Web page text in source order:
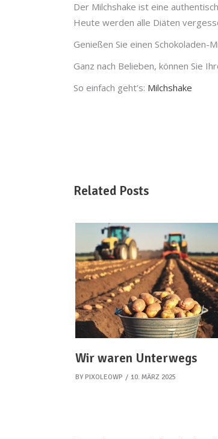
Der Milchshake ist eine
Heute werden alle Diäten
Genießen Sie einen Schokoladen-
Ganz nach Belieben, können Sie
So einfach geht’s: Milchshake
Related Posts
Wir waren Unterwegs
BY PIXOLEOWP 10. MÄRZ 2025